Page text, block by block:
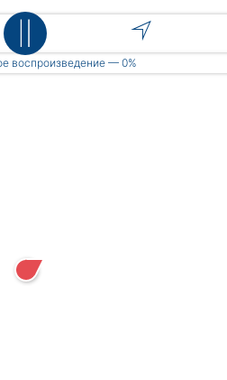
Place
воспроизведение — 0%